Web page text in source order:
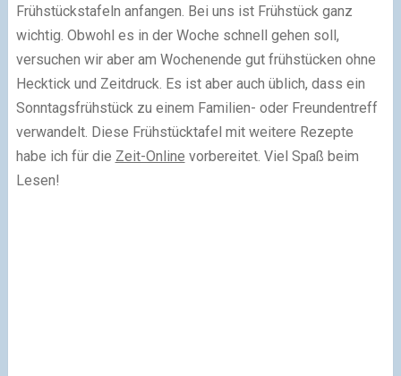
Frühstückstafeln anfangen. Bei uns ist Frühstück ganz
wichtig. Obwohl es in der Woche schnell gehen soll,
versuchen wir aber am Wochenende gut frühstücken ohne
Hecktick und Zeitdruck. Es ist aber auch üblich, dass ein
Sonntagsfrühstück zu einem Familien- oder Freundentreff
verwandelt. Diese Frühstücktafel mit weitere Rezepte
habe ich für die Zeit-Online vorbereitet. Viel Spaß beim
Lesen!